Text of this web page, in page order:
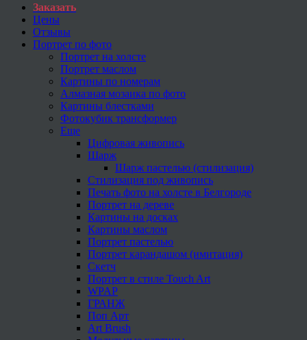
Заказать
Цены
Отзывы
Портрет по фото
Портрет на холсте
Портрет маслом
Картины по номерам
Алмазная мозаика по фото
Картины блестками
Фотокубик трансформер
Еще
Цифровая живопись
Шарж
Шарж пастелью (стилизация)
Стилизация под живопись
Печать фото на холсте в Белгороде
Портрет на дереве
Картины на досках
Картины маслом
Портрет пастелью
Портрет карандашом (имитация)
Скетч
Портрет в стиле Touch Art
WPAP
ГРАНЖ
Поп Арт
Art Brush